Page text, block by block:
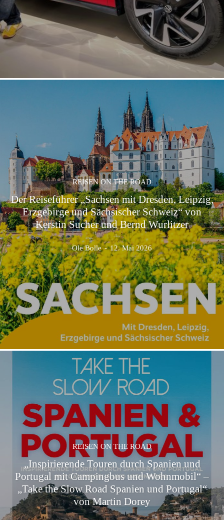
REISEN ON THE ROAD
Der Reiseführer „Sachsen mit Dresden, Leipzig,
Erzgebirge und Sächsischer Schweiz“ von
Kerstin Sucher und Bernd Wurlitzer
Ole Bolle - 12. Mai 2026
REISEN ON THE ROAD
„Inspirierende Touren durch Spanien und
Portugal mit Campingbus und Wohnmobil“ –
„Take the Slow Road Spanien und Portugal“
von Martin Dorey